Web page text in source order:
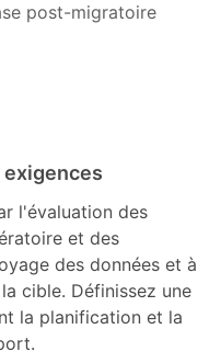
post-migratoire
exigences
l'évaluation des
et des
des données et à
cible. Définissez une
la planification et la